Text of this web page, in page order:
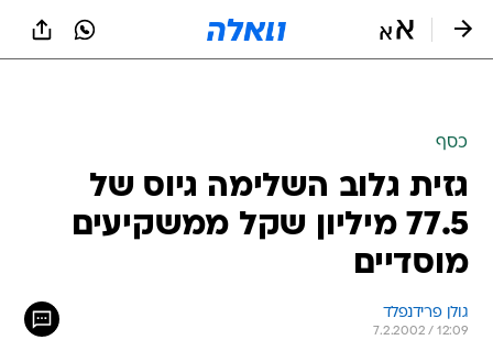
כסף
גזית גלוב השלימה גיוס של
77.5 מיליון שקל ממשקיעים
מוסדיים
גולן פרידנפלד
7.2.2002 / 12:09